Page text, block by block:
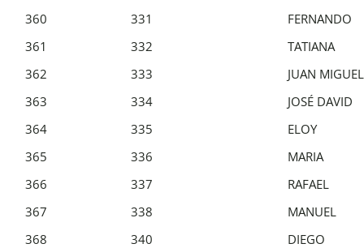
360
331
FERNANDO
361
332
TATIANA
362
333
JUAN MIGUEL
363
334
JOSÉ DAVID
364
335
ELOY
365
336
MARIA
366
337
RAFAEL
367
338
MANUEL
368
340
DIEGO